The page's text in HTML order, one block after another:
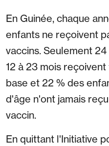
En Guinée, chaque
enfants ne reçoivent
vaccins. Seulement
12 à 23 mois
base et 22 % des
d'âge n'ont jamais
vaccin.
En quittant l'Initiative